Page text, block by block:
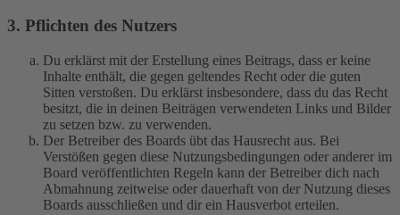
3. Pflichten des Nutzers
Du erklärst mit der Erstellung eines Beitrags, dass er keine
Inhalte enthält, die gegen geltendes Recht oder die guten
Sitten verstoßen. Du erklärst insbesondere, dass du das Recht
besitzt, die in deinen Beiträgen verwendeten Links und Bilder
zu setzen bzw. zu verwenden.
Der Betreiber des Boards übt das Hausrecht aus. Bei
Verstößen gegen diese Nutzungsbedingungen oder anderer im
Board veröffentlichten Regeln kann der Betreiber dich nach
Abmahnung zeitweise oder dauerhaft von der Nutzung dieses
Boards ausschließen und dir ein Hausverbot erteilen.